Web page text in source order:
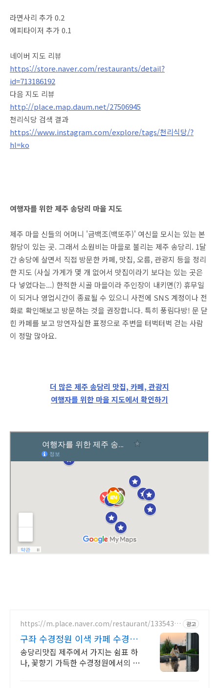
라면사리 추가 0.2
에피타이저 추가 0.1
네이버 지도 리뷰
https://store.naver.com/restaurants/detail?
id=713186192
다음 지도 리뷰
http://place.map.daum.net/27506945
천리식당 검색 결과
https://www.instagram.com/explore/tags/천리식당/?
hl=ko
여행자를 위한 제주 송당리 마을 지도
제주 마을 신들의 어머니 '금백조(백또주)' 여신을 모시는 있는 본
향당이 있는 곳. 그래서 소원비는 마을로 불리는 제주 송당리. 1달
간 송당에 살면서 직접 방문한 카페, 맛집, 오름, 관광지 등을 정리
한 지도 (사실 가게가 몇 개 없어서 맛집이라기 보다는 있는 곳은
다 넣었다는...) 한적한 시골 마을이라 주인장이 내키면(?) 휴무일
이 되거나 영업시간이 종료될 수 있으니 사전에 SNS 계정이나 전
화로 확인해보고 방문하는 것을 권장합니다. 특히 풍림다방! 문 닫
힌 카페를 보고 망연자실한 표정으로 주변을 터벅터벅 걷는 사람
이 정말 많아요.
더 많은 제주 송당리 맛집, 카페, 관광지
여행자를 위한 마을 지도에서 확인하기
https://m.place.naver.com/restaurant/1335430
광고
구좌 수경정원 이색 카페 수경정
원 소원초 체험
송당리맛집 제주에서 가지는 쉼표 하
나, 꽃향기 가득한 수경정원에서의 힐